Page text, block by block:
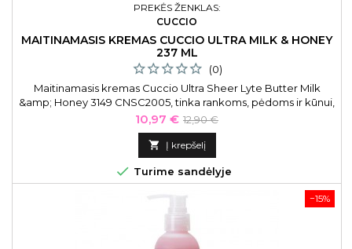
PREKĖS ŽENKLAS:
CUCCIO
MAITINAMASIS KREMAS CUCCIO ULTRA MILK & HONEY
237 ML
(0)
Maitinamasis kremas Cuccio Ultra Sheer Lyte Butter Milk
&amp; Honey 3149 CNSC2005, tinka rankoms, pėdoms ir kūnui,
237 ml
Kaina
10,97 € Bazinė
kaina
12,90 €
 Į krepšelį
 Turime sandėlyje
−15%